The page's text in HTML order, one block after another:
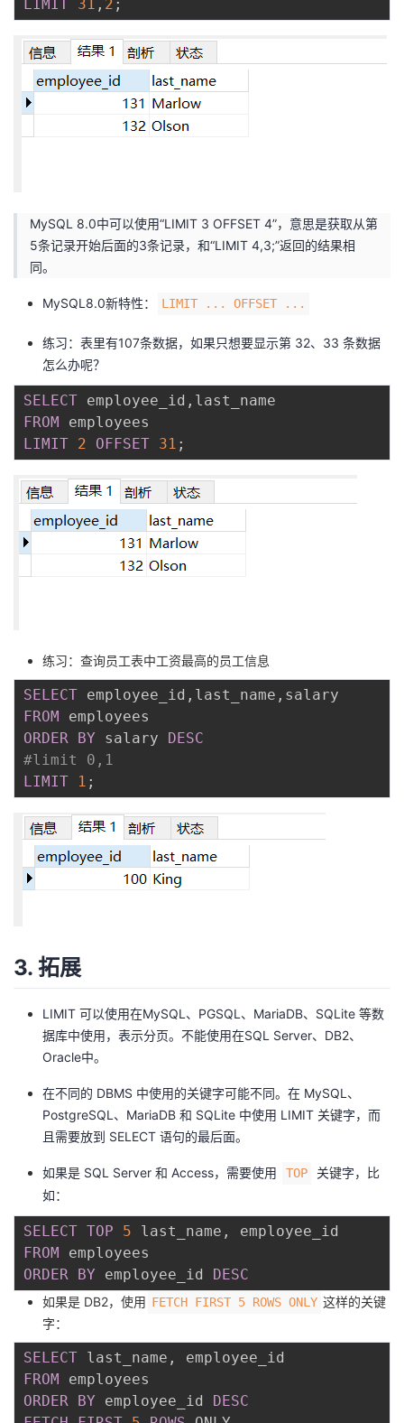
LIMIT 31 , 2 ;
MySQL 8.0中可以使用“LIMIT 3 OFFSET 4”，意思是获取从第
5条记录开始后面的3条记录，和“LIMIT 4,3;”返回的结果相
同。
MySQL8.0新特性： LIMIT ... OFFSET ...
练习：表里有107条数据，如果只想要显示第 32、33 条数据
怎么办呢？
SELECT employee_id ,
FROM
LIMIT 2 OFFSET 31 ;
练习：查询员工表中工资最高的员工信息
SELECT employee_id , last_name ,
FROM
ORDER BY salary DESC
#limit 0,1
LIMIT
1 ;
3. 拓展
LIMIT 可以使用在MySQL、PGSQL、MariaDB、SQLite 等数
据库中使用，表示分页。不能使用在SQL Server、DB2、
Oracle中。
在不同的 DBMS 中使用的关键字可能不同。在 MySQL、
PostgreSQL、MariaDB 和 SQLite 中使用 LIMIT 关键字，而
且需要放到 SELECT 语句的最后面。
如果是 SQL Server 和 Access，需要使用 TOP
关键字，比
如：
SELECT TOP 5 last_name ,
FROM
ORDER
BY employee_id DESC
如果是 DB2，使用 FETCH FIRST 5 ROWS ONLY 这样的关键
字：
SELECT last_name ,
FROM
ORDER
BY employee_id
DESC